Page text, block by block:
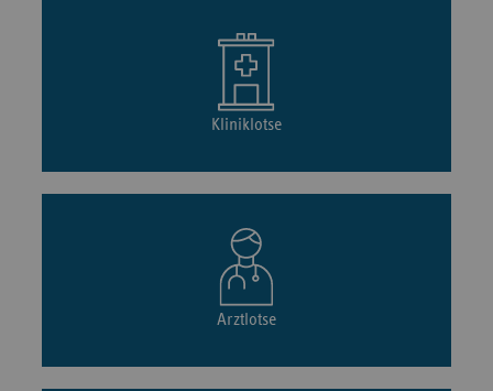
Kliniklotse
Arztlotse